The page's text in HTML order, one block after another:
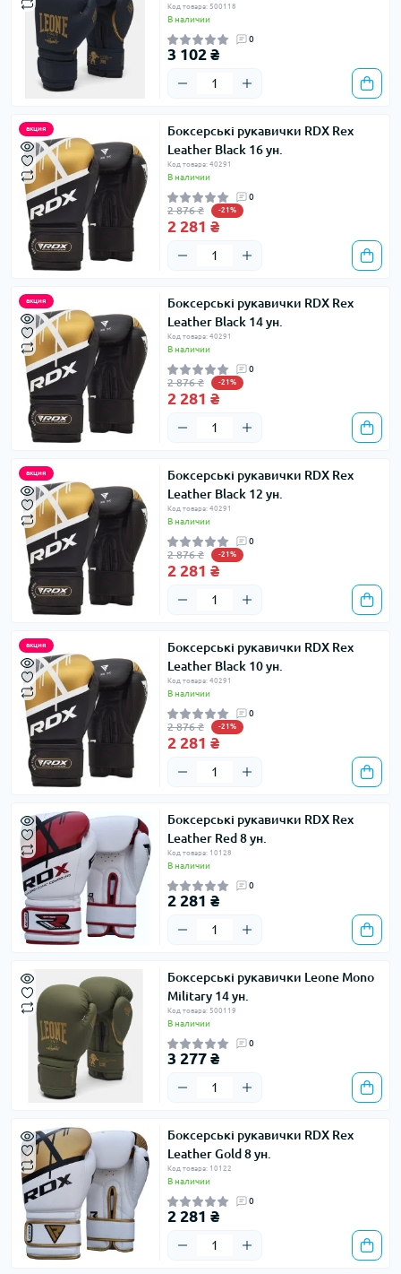
Код товара: 500118
В наличии
0
3 102 ₴
акция
Боксерські рукавички RDX Rex
Leather Black 16 ун.
Код товара: 40291
В наличии
0
2 876 ₴ -21%
2 281 ₴
акция
Боксерські рукавички RDX Rex
Leather Black 14 ун.
Код товара: 40291
В наличии
0
2 876 ₴ -21%
2 281 ₴
акция
Боксерські рукавички RDX Rex
Leather Black 12 ун.
Код товара: 40291
В наличии
0
2 876 ₴ -21%
2 281 ₴
акция
Боксерські рукавички RDX Rex
Leather Black 10 ун.
Код товара: 40291
В наличии
0
2 876 ₴ -21%
2 281 ₴
Боксерські рукавички RDX Rex
Leather Red 8 ун.
Код товара: 10128
В наличии
0
2 281 ₴
Боксерські рукавички Leone Mono
Military 14 ун.
Код товара: 500119
В наличии
0
3 277 ₴
Боксерські рукавички RDX Rex
Leather Gold 8 ун.
Код товара: 10122
В наличии
0
2 281 ₴